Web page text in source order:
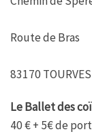
Route de Bras
83170 TOURVES
Le Ballet des
40 € + 5€ de